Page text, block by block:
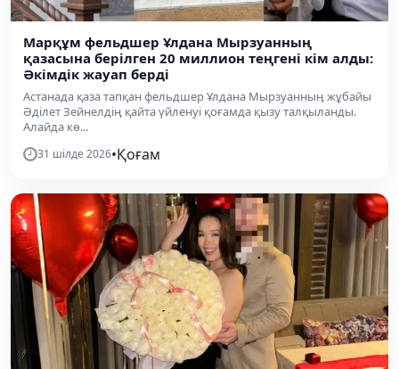
Марқұм фельдшер Ұлдана Мырзуанның
қазасына берілген 20 миллион теңгені кім алды:
Әкімдік жауап берді
Астанада қаза тапқан фельдшер Ұлдана Мырзуанның жұбайы
Әділет Зейнелдің қайта үйленуі қоғамда қызу талқыланды.
Алайда кө...
31 шілде 2026•Қоғам